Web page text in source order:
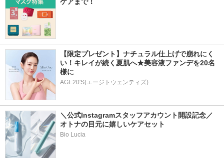
【限定プレゼント】ナチュラル仕上げで崩れにく
い！キレイが続く夏肌へ★美容液ファンデを20名
様に
AGE20'S(エージトウェンティズ)
＼公式Instagramスタッフアカウント開設記念／
オトナの目元に嬉しいケアセット
Bio Lucia